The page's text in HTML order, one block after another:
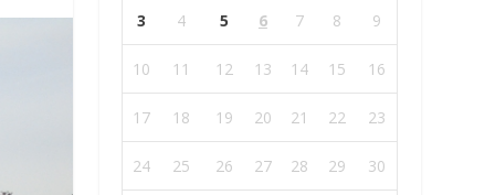
3 4 5 6 7 8 9
10 11 12 13 14 15 16
17 18 19 20 21 22 23
24 25 26 27 28 29 30